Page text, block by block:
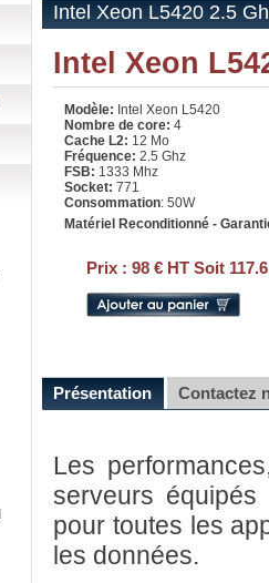
Intel Xeon L5420 2.5
Intel Xeon
Modèle: Intel Xeon L5420
Nombre de core: 4
Cache L2: 12 Mo
Fréquence: 2.5 Ghz
FSB: 1333 Mhz
Socket: 771
Consommation: 50W
Matériel Reconditionné -
Prix : 98 € HT Soit
Présentation Contactez
Les
serveurs
pour toutes les
les données.